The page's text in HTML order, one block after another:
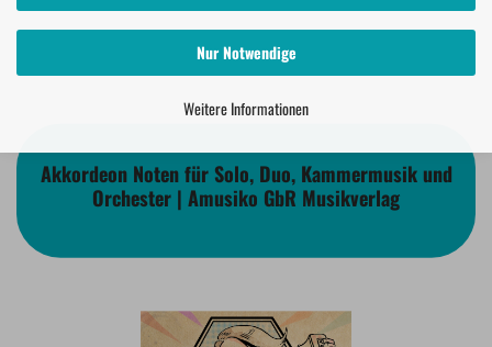
Nur Notwendige
Weitere Informationen
Akkordeon Noten für Solo, Duo, Kammermusik und
Orchester | Amusiko GbR Musikverlag